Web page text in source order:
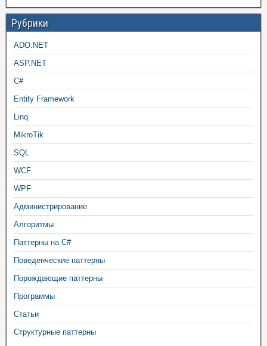
Рубрики
ADO.NET
ASP.NET
C#
Entity Framework
Linq
MikroTik
SQL
WCF
WPF
Администрирование
Алгоритмы
Паттерны на C#
Поведенческие паттерны
Порождающие паттерны
Программы
Статьи
Структурные паттерны